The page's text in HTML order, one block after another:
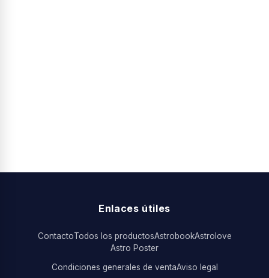
Enlaces útiles
ContactoTodos los productosAstrobookAstrolove
Astro Poster
Condiciones generales de ventaAviso legal